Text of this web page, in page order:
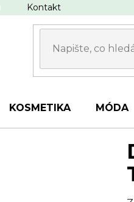
Kontakt
KOSMETIKA MÓDA